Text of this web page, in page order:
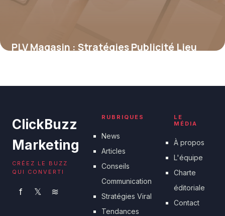
PLV Magasin : Stratégies Publicité Lieu
ClickBuzz
Marketing
CRÉEZ LE BUZZ
QUI CONVERTI
f 𝕏 ≋
RUBRIQUES
News
Articles
Conseils
Communication
Stratégies Viral
Tendances
LE
MÉDIA
À propos
L'équipe
Charte
éditoriale
Contact